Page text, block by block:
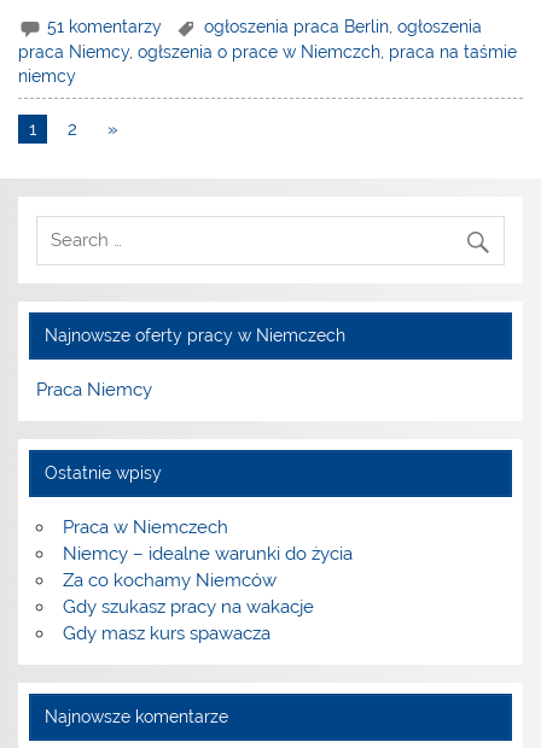
51 komentarzy ogłoszenia praca Berlin ,ogłoszenia
praca Niemcy,ogłszenia o prace w Niemczch praca na taśmie
niemcy
1 2 »
Najnowsze oferty pracy w Niemczech
Praca Niemcy
Ostatnie wpisy
Praca w Niemczech
Niemcy – idealne warunki do życia
Za co kochamy Niemców
Gdy szukasz pracy na wakacje
Gdy masz kurs spawacza
Najnowsze komentarze